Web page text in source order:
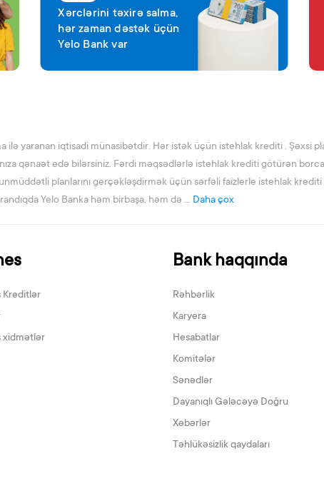
Xərclərini təxirə salma,
hər zaman dəstək üçün
Yelo Bank var
ilə yaranan iqtisadi münasibətdir. Hər istək üçün istehlak krediti . Şəxsi
qənaət edə bilərsiniz. Fərdi məqsədlərlə istehlak krediti götürən
planlarını gerçəkləşdirmək üçün sərfəli faizlerle istehlak
Yelo Banka həm birbaşa, həm də ... Daha çox
Kreditlər
xidmətlər
Bank haqqında
Rəhbərlik
Karyera
Hesabatlar
Komitələr
Sənədlər
Dayanıqlı Gələcəyə Doğru
Xəbərlər
Təhlükəsizlik qaydaları